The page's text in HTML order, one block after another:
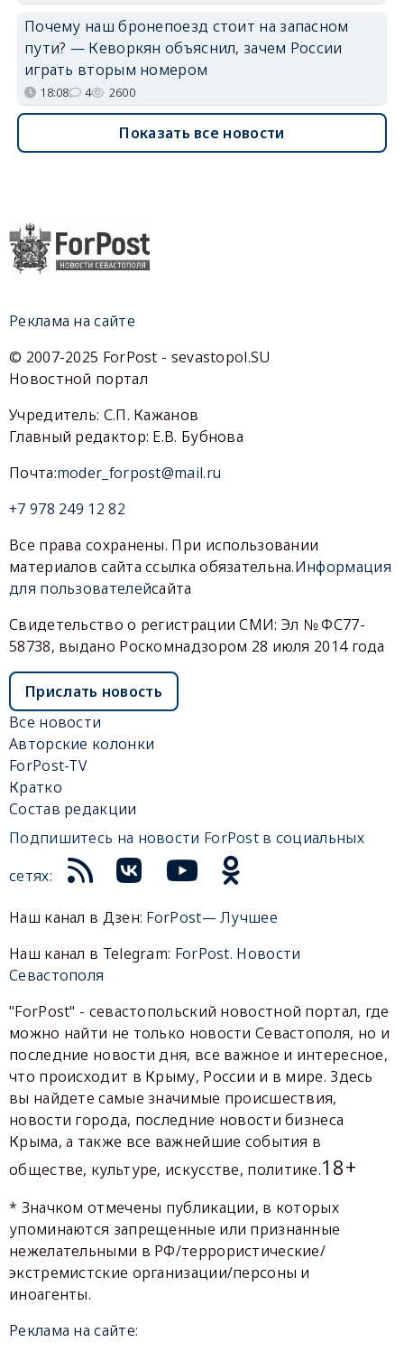
Почему наш бронепоезд стоит на запасном
пути? — Кеворкян объяснил, зачем России
играть вторым номером
18:08 4 2600
Показать все новости
Реклама на сайте
© 2007-2025 ForPost - sevastopol.SU
Новостной портал
Учредитель: С.П. Кажанов
Главный редактор: Е.В. Бубнова
Почта:moder_forpost@mail.ru
+7 978 249 12 82
Все права сохранены. При использовании
материалов сайта ссылка обязательна.Информация
для пользователейсайта
Свидетельство о регистрации СМИ: Эл № ФС77-
58738, выдано Роскомнадзором 28 июля 2014 года
Прислать новость
Все новости
Авторские колонки
ForPost-TV
Кратко
Состав редакции
Подпишитесь на новости ForPost в социальных
сетях:
Наш канал в Дзен: ForPost— Лучшее
Наш канал в Telegram: ForPost. Новости
Севастополя
"ForPost" - севастопольский новостной портал, где
можно найти не только новости Севастополя, но и
последние новости дня, все важное и интересное,
что происходит в Крыму, России и в мире. Здесь
вы найдете самые значимые происшествия,
новости города, последние новости бизнеса
Крыма, а также все важнейшие события в
обществе, культуре, искусстве, политике.18+
* Значком отмечены публикации, в которых
упоминаются запрещенные или признанные
нежелательными в РФ/террористические/
экстремистские организации/персоны и
иноагенты.
Реклама на сайте: